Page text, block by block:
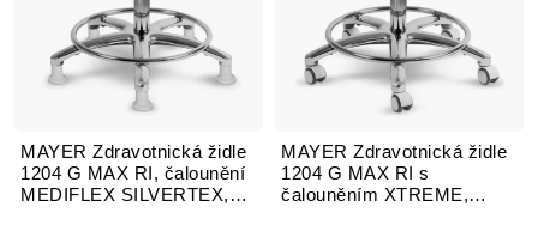
MAYER Zdravotnická židle
1204 G MAX RI, čalounění
MEDIFLEX SILVERTEX,
MAYER Zdravotnická židle
1204 G MAX RI s
čalouněním XTREME,